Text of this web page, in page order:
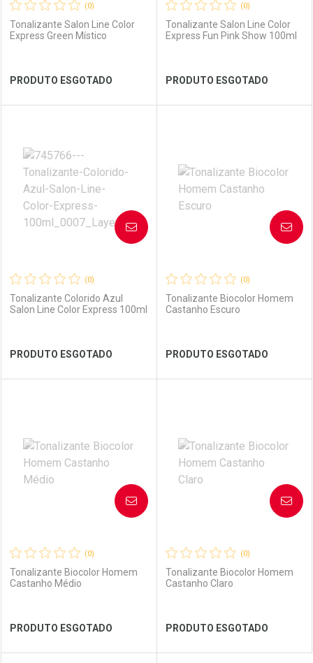
Ver Desconto Convênio Ver Desconto Convênio
(0)
Tonalizante Salon Line Color
Express Green Místico
PRODUTO ESGOTADO
Laboratório
Ver Desconto Convênio
Por Menos
(0)
Tonalizante Salon Line Color
Express Fun Pink Show 100ml
PRODUTO ESGOTADO
Laboratório
Ver Desconto Convênio
Por Menos
(0)
Tonalizante Colorido Azul
Salon Line Color Express 100ml
PRODUTO ESGOTADO
AVISE-ME
Laboratório
Ver Desconto Convênio
Por Menos
(0)
Tonalizante Biocolor Homem
Castanho Escuro
PRODUTO ESGOTADO
AVISE-ME
Laboratório
Ver Desconto Convênio
Por Menos
(0)
Tonalizante Biocolor Homem
Castanho Médio
PRODUTO ESGOTADO
AVISE-ME
(0)
Tonalizante Biocolor Homem
Castanho Claro
PRODUTO ESGOTADO
AVISE-ME